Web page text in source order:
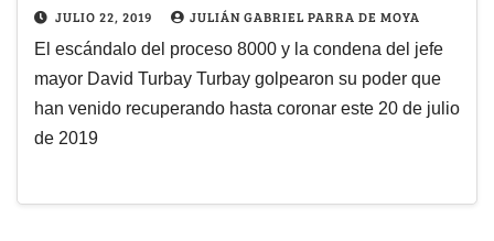
JULIO 22, 2019 JULIÁN GABRIEL PARRA DE MOYA
El escándalo del proceso 8000 y la condena del jefe
mayor David Turbay Turbay golpearon su poder que
han venido recuperando hasta coronar este 20 de julio
de 2019